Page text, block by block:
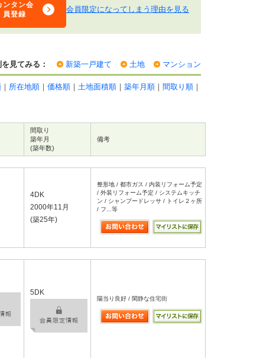
ンタン会
員登録
会員限定になってしまう理由を見る
見てみる： 新築一戸建て 土地 マンション
｜ 所在地順 ｜ 価格順 ｜ 土地面積順 ｜ 築年月順 ｜ 間取り順 ｜
間取り
築年月
(築年数)
備考
4DK
2000年11月
(築25年)
整形地 / 都市ガス / 内装リフォーム予定
/ 外装リフォーム予定 / システムキッチ
ン / シャンプードレッサ / トイレ２ヶ所
/ フ...等
5DK
陽当り良好 / 閑静な住宅街